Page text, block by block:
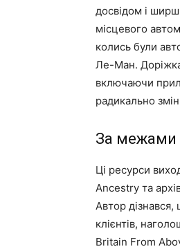
досвідом і
місцевого
колись були
Ле-Ман. Доріжка
включаючи
радикально
За межами
Ці ресурси
Ancestry та
Автор
клієнтів,
Britain From